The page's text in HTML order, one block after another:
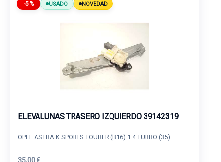
-5% USADO NOVEDAD
ELEVALUNAS TRASERO IZQUIERDO 39142319
OPEL ASTRA K SPORTS TOURER (B16) 1.4 TURBO (35)
35,00 €